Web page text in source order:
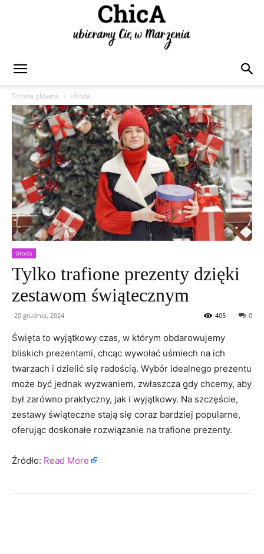
Strona główna
Uroda
Uroda
Tylko trafione prezenty dzięki
zestawom świątecznym
20 grudnia, 2024 0
405
Święta to wyjątkowy czas, w którym obdarowujemy
bliskich prezentami, chcąc wywołać uśmiech na ich
twarzach i dzielić się radością. Wybór idealnego prezentu
może być jednak wyzwaniem, zwłaszcza gdy chcemy, aby
był zarówno praktyczny, jak i wyjątkowy. Na szczęście,
zestawy świąteczne stają się coraz bardziej popularne,
oferując doskonałe rozwiązanie na trafione prezenty.
Źródło: Read More